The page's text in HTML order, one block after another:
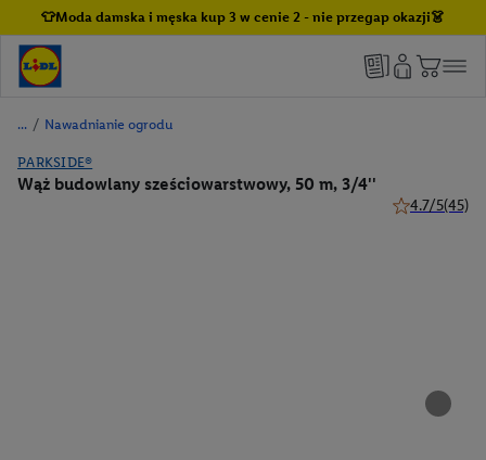
👕Moda damska i męska kup 3 w cenie 2 - nie przegap okazji👗
/ Nawadnianie ogrodu
PARKSIDE®
Wąż budowlany sześciowarstwowy, 50 m, 3/4''
4.7/5(45)